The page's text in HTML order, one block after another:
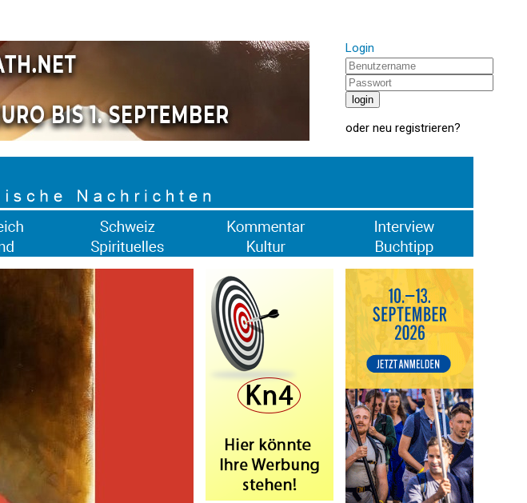
Login
oder neu registrieren?